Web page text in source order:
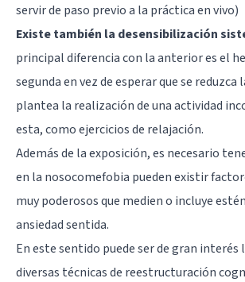
servir de paso previo a la práctica en vivo)
Existe también la desensibilización
principal diferencia con la anterior es el
segunda en vez de esperar que se reduzca
plantea la realización de una actividad
esta, como ejercicios de relajación.
Además de la exposición, es necesario
en la nosocomefobia pueden existir
muy poderosos que medien o incluye
ansiedad sentida.
En este sentido puede ser de gran interés
diversas técnicas de reestructuración